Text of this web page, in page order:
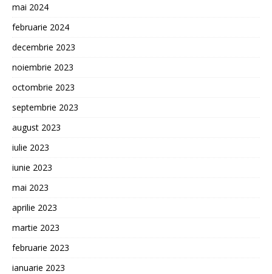
mai 2024
februarie 2024
decembrie 2023
noiembrie 2023
octombrie 2023
septembrie 2023
august 2023
iulie 2023
iunie 2023
mai 2023
aprilie 2023
martie 2023
februarie 2023
ianuarie 2023